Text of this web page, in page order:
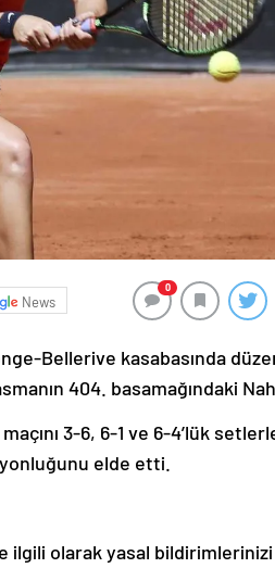
News
0
Bellerive kasabasında
404. basamağındaki
3-6, 6-1 ve 6-4’lük
elde etti.
ilgili olarak yasal